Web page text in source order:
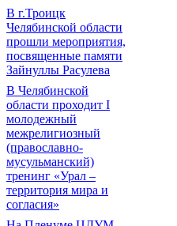
В г.Троицк
Челябинской области
прошли мероприятия,
посвященные памяти
Зайнуллы Расулева
В Челябинской
области проходит I
молодежный
межрелигиозный
(православно-
мусульманский)
тренинг «Урал –
территория мира и
согласия»